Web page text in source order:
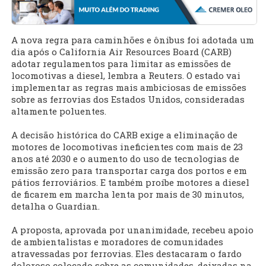
A nova regra para caminhões e ônibus foi adotada um
dia após o California Air Resources Board (CARB)
adotar regulamentos para limitar as emissões de
locomotivas a diesel, lembra a Reuters. O estado vai
implementar as regras mais ambiciosas de emissões
sobre as ferrovias dos Estados Unidos, consideradas
altamente poluentes.
A decisão histórica do CARB exige a eliminação de
motores de locomotivas ineficientes com mais de 23
anos até 2030 e o aumento do uso de tecnologias de
emissão zero para transportar carga dos portos e em
pátios ferroviários. E também proíbe motores a diesel
de ficarem em marcha lenta por mais de 30 minutos,
detalha o Guardian.
A proposta, aprovada por unanimidade, recebeu apoio
de ambientalistas e moradores de comunidades
atravessadas por ferrovias. Eles destacaram o fardo